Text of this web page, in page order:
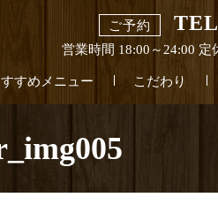
ご予約 TEL
営業時間 18:00～24:00 定
すめメニュー こだわり